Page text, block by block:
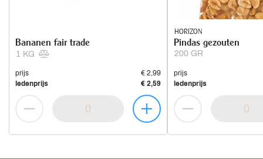
1 KG
Bananen fair trade
prijs
€ 2,99
ledenprijs
€ 2,59
HORIZON
200 GR
Pindas gezouten
prijs
ledenprijs